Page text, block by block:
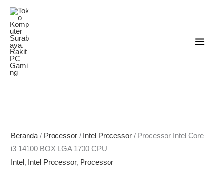
Lewati
konten
Beranda / Processor / Intel Processor / Processor Intel Core
i3 14100 BOX LGA 1700 CPU
Intel , Intel Processor, Processor